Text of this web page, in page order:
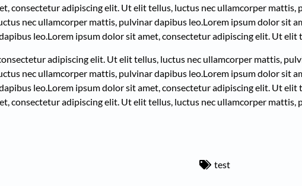
consectetur adipiscing elit. Ut elit tellus, luctus nec ullamcorper mattis,
nec ullamcorper mattis, pulvinar dapibus leo.Lorem ipsum dolor sit
leo.Lorem ipsum dolor sit amet, consectetur adipiscing elit. Ut
adipiscing elit. Ut elit tellus, luctus nec ullamcorper mattis,
nec ullamcorper mattis, pulvinar dapibus leo. Lorem ipsum dolor sit
leo. Lorem ipsum dolor sit amet, consectetur adipiscing elit. Ut
consectetur adipiscing elit. Ut elit tellus, luctus nec ullamcorper mattis,
test